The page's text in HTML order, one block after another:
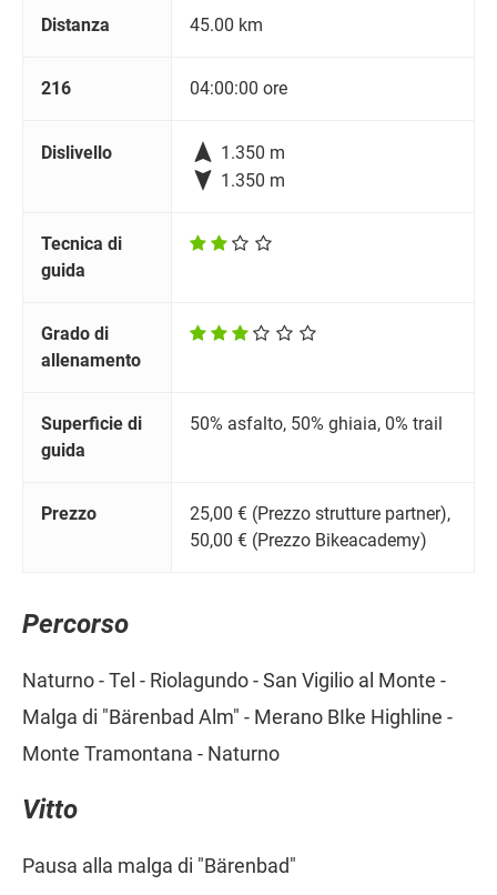
Distanza 45.00 km
216 04:00:00 ore
Dislivello  1.350 m
 1.350 m
Tecnica di
guida
Grado di
allenamento
Superficie di
guida
50% asfalto, 50% ghiaia, 0% trail
Prezzo
25,00 € (Prezzo strutture partner),
50,00 € (Prezzo Bikeacademy)
Percorso
Naturno - Tel - Riolagundo - San Vigilio al Monte -
Malga di "Bärenbad Alm" - Merano BIke Highline -
Monte Tramontana - Naturno
Vitto
Pausa alla malga di "Bärenbad"